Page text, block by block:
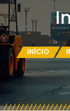
INÍCIO